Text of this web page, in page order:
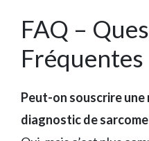
FAQ –
Fréquentes
Peut-on souscrire une
diagnostic de sarcome